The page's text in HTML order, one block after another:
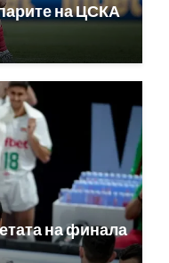
на ЦСКА
на финала